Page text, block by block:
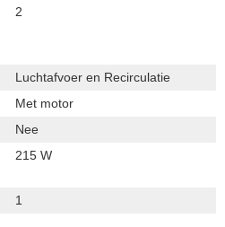
2
Luchtafvoer en Recirculatie
Met motor
Nee
215 W
1